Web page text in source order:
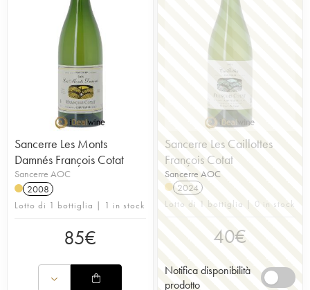
Sancerre Les Monts
Damnés François Cotat
Sancerre AOC
2008
Lotto di 1 bottiglia | 1 in stock
85€
Sancerre Les Caillottes
François Cotat
Sancerre AOC
2024
Lotto di 1 bottiglia | 0 in stock
40€
Notifica disponibilità
prodotto